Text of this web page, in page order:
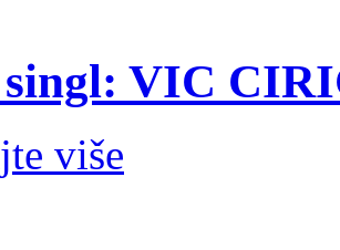
VIC
više